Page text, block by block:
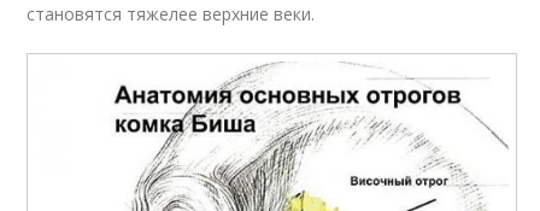
становятся тяжелее верхние веки.